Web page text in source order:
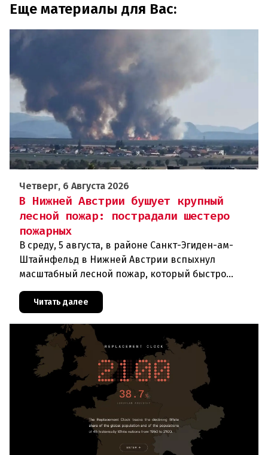
Еще материалы для Вас:
Четверг, 6 Августа 2026
В Нижней Австрии бушует крупный
лесной пожар: пострадали шестеро
пожарных
В среду, 5 августа, в районе Санкт-Эгиден-ам-
Штайнфельд в Нижней Австрии вспыхнул
масштабный лесной пожар, который быстро
В ходе тушения пострадали шесте
Читать далее